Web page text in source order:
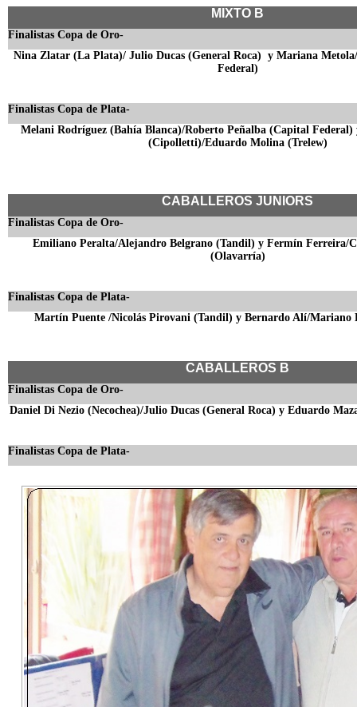
MIXTO B
Finalistas Copa de Oro-
Nina Zlatar (La Plata)/ Julio Ducas (General Roca) y Mariana
Federal)
Finalistas Copa de Plata-
Melani Rodríguez (Bahía Blanca)/Roberto Peñalba (Capital
(Cipolletti)/Eduardo Molina (Trelew)
CABALLEROS JUNIORS
Finalistas Copa de Oro-
Emiliano Peralta/Alejandro Belgrano (Tandil) y Fermín Ferreira/
(Olavarría)
Finalistas Copa de Plata-
Martín Puente /Nicolás Pirovani (Tandil) y Bernardo Alí/Mariano
CABALLEROS B
Finalistas Copa de Oro-
Daniel Di Nezio (Necochea)/Julio Ducas (General Roca) y Eduardo
Finalistas Copa de Plata-